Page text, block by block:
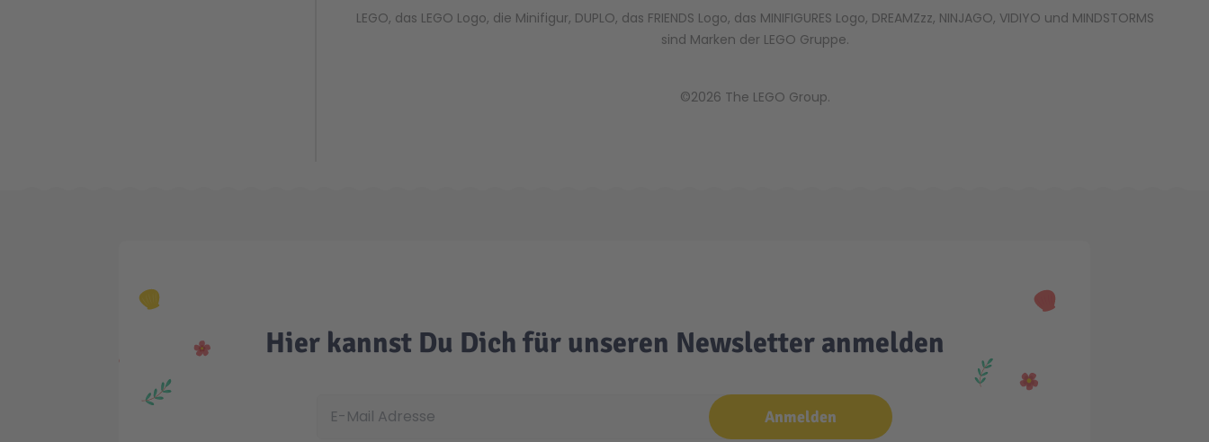
LEGO, das LEGO Logo, die Minifigur, DUPLO, das FRIENDS Logo, das MINIFIGURES Logo, DREAMZzz, NINJAGO, VIDIYO und MINDSTORMS
sind Marken der LEGO Gruppe.
©2026 The LEGO Group.
Hier kannst Du Dich für unseren Newsletter anmelden
Anmelden